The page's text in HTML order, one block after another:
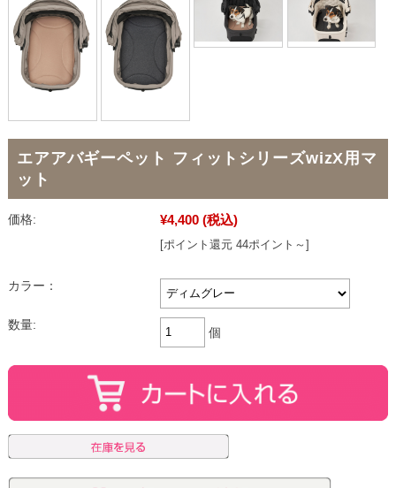
エアアバギーペット フィットシリーズwizX用マ
ット
価格: ¥4,400 (税込)
[ポイント還元 44ポイント～]
カラー：
数量:
個